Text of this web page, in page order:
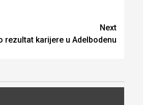
Next
rezultat karijere u Adelbodenu